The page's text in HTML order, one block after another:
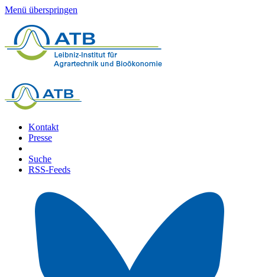
Menü überspringen
Kontakt
Presse
Suche
RSS-Feeds